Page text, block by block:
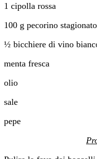
1 cipolla rossa
100 g pecorino
½ bicchiere di vino
menta fresca
olio
sale
pepe